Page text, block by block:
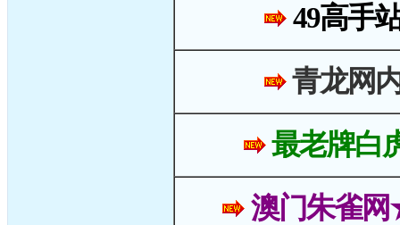
49高手
青龙网
最老牌白
澳门朱雀